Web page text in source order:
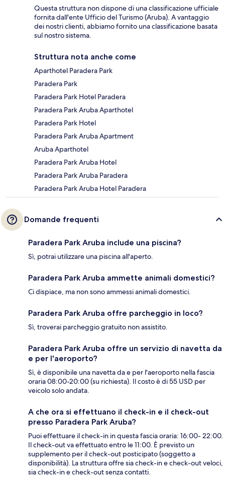
Questa struttura non dispone di una classificazione ufficiale
fornita dall'ente Ufficio del Turismo (Aruba). A vantaggio
dei nostri clienti, abbiamo fornito una classificazione basata
sul nostro sistema.
Struttura nota anche come
Aparthotel Paradera Park
Paradera Park
Paradera Park Hotel Paradera
Paradera Park Aruba Aparthotel
Paradera Park Hotel
Paradera Park Aruba Apartment
Aruba Aparthotel
Paradera Park Aruba Hotel
Paradera Park Aruba Paradera
Paradera Park Aruba Hotel Paradera
Domande frequenti
Paradera Park Aruba include una piscina?
Sì, potrai utilizzare una piscina all'aperto.
Paradera Park Aruba ammette animali domestici?
Ci dispiace, ma non sono ammessi animali domestici.
Paradera Park Aruba offre parcheggio in loco?
Sì, troverai parcheggio gratuito non assistito.
Paradera Park Aruba offre un servizio di navetta da
e per l'aeroporto?
Sì, è disponibile una navetta da e per l'aeroporto nella fascia
oraria 08:00-20:00 (su richiesta). Il costo è di 55 USD per
veicolo solo andata.
A che ora si effettuano il check-in e il check-out
presso Paradera Park Aruba?
Puoi effettuare il check-in in questa fascia oraria: 16:00- 22:00.
Il check-out va effettuato entro le 11:00. È previsto un
supplemento per il check-out posticipato (soggetto a
disponibilità). La struttura offre sia check-in e check-out veloci,
sia check-in e check-out senza contatti.